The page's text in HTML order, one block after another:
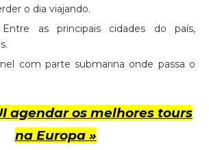
o dia viajando.
Entre as principais cidades do país,
com parte submarina onde passa o
agendar os melhores tours
na Europa »